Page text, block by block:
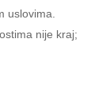
uslovima.
nije kraj;